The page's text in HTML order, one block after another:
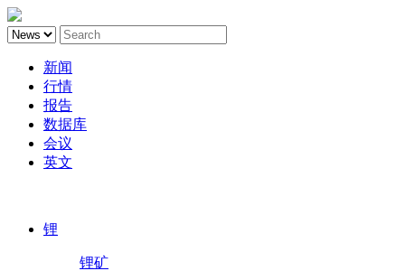
新闻
行情
报告
数据库
会议
英文
锂
锂矿